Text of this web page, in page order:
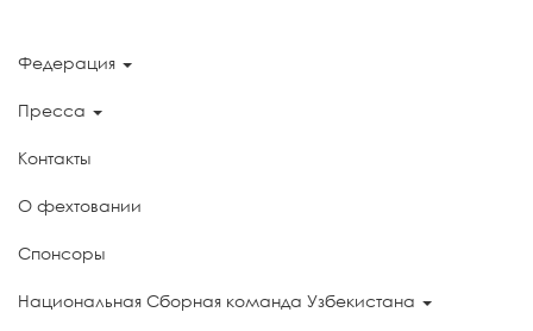
Федерация
Пресса
Контакты
О фехтовании
Спонсоры
Национальная Сборная команда Узбекистана